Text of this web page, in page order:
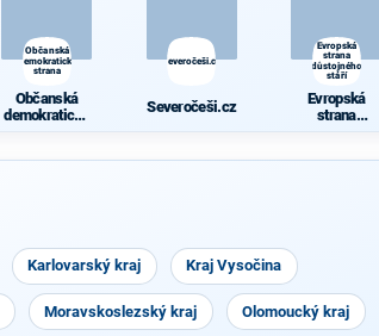
Občanská
demokratická
strana
Občanská
demokratická
Severočeši.cz
Severočeši.cz
Evropská
strana
důstojného
stáří
Evropská
strana
důstojného
Karlovarský kraj Kraj Vysočina
Moravskoslezský kraj Olomoucký kraj